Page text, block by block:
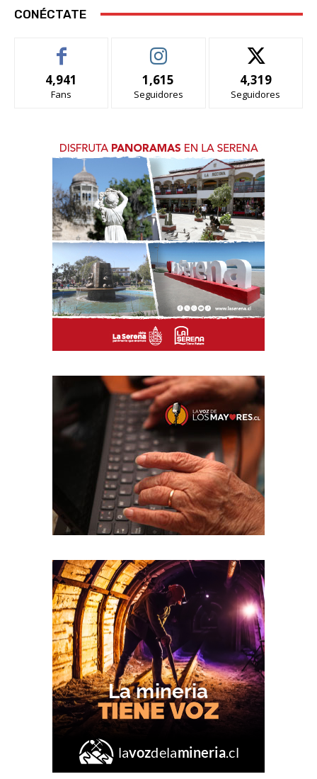
CONÉCTATE
4,941
Fans
1,615
Seguidores
4,319
Seguidores